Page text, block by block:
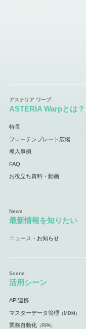
ASTERIA Warpとは？
特長
フローテンプレート広場
導入事例
FAQ
お役立ち資料・動画
最新情報を知りたい
ニュース・お知らせ
活用シーン
API連携
マスターデータ管理 （MDM）
業務自動化（RPA）